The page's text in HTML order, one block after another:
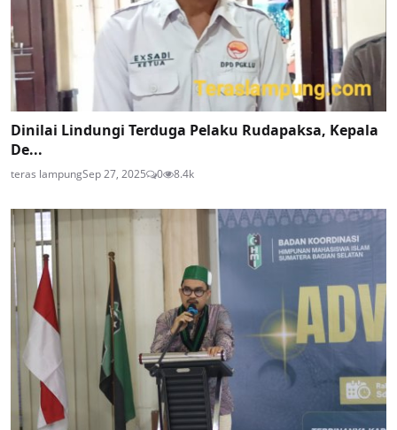
Dinilai Lindungi Terduga Pelaku Rudapaksa, Kepala
De...
teras lampungSep 27, 2025 0 8.4k